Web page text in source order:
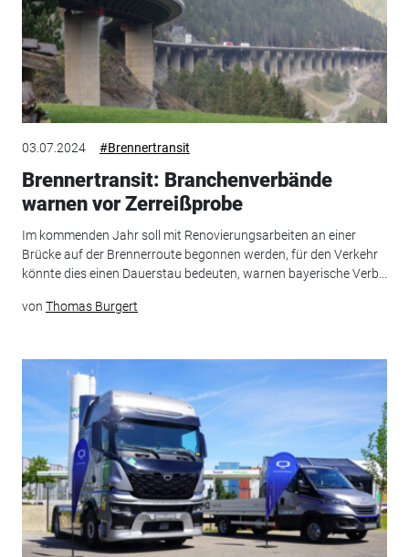
03.07.2024 #Brennertransit
Brennertransit: Branchenverbände
warnen vor Zerreißprobe
Im kommenden Jahr soll mit Renovierungsarbeiten an einer
Brücke auf der Brennerroute begonnen werden, für den Verkehr
könnte dies einen Dauerstau bedeuten, warnen bayerische Verb...
von Thomas Burgert